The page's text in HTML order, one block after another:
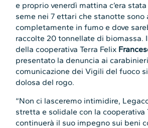
e proprio venerdì mattina c’era
seme nei 7 ettari che stanotte sono
completamente in fumo e dove
raccolte 20 tonnellate di biomassa.
della cooperativa Terra Felix
presentato la denuncia ai
comunicazione dei Vigili del fuoco
dolosa del rogo.
“Non ci lasceremo intimidire,
stretta e solidale con la cooperativa
continuerà il suo impegno sui beni